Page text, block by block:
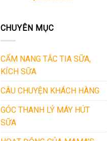
CHUYÊN MỤC
CẨM NANG TẮC TIA SỮA,
KÍCH SỮA
CÂU CHUYỆN KHÁCH HÀNG
GÓC THANH LÝ MÁY HÚT
SỮA